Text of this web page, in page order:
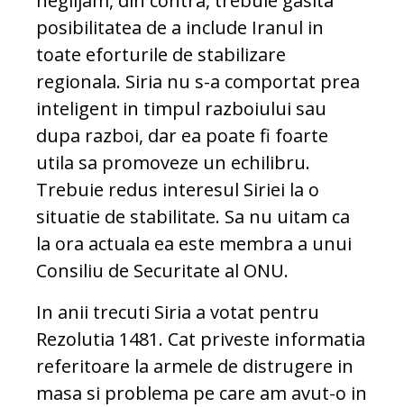
posibilitatea de a include Iranul in
toate eforturile de stabilizare
regionala. Siria nu s-a comportat prea
inteligent in timpul razboiului sau
dupa razboi, dar ea poate fi foarte
utila sa promoveze un echilibru.
Trebuie redus interesul Siriei la o
situatie de stabilitate. Sa nu uitam ca
la ora actuala ea este membra a unui
Consiliu de Securitate al ONU.
In anii trecuti Siria a votat pentru
Rezolutia 1481. Cat priveste informatia
referitoare la armele de distrugere in
masa si problema pe care am avut-o in